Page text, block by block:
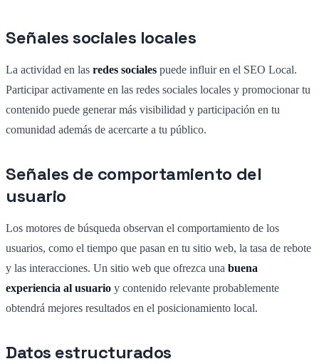
Señales sociales locales
La actividad en las redes sociales puede influir en el SEO Local.
Participar activamente en las redes sociales locales y promocionar tu
contenido puede generar más visibilidad y participación en tu
comunidad además de acercarte a tu público.
Señales de comportamiento del
usuario
Los motores de búsqueda observan el comportamiento de los
usuarios, como el tiempo que pasan en tu sitio web, la tasa de rebote
y las interacciones. Un sitio web que ofrezca una buena
experiencia al usuario y contenido relevante probablemente
obtendrá mejores resultados en el posicionamiento local.
Datos estructurados